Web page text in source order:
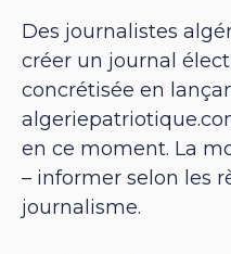
Des journalistes
créer un journal
concrétisée en
en ce moment. La
– informer selon les
journalisme.